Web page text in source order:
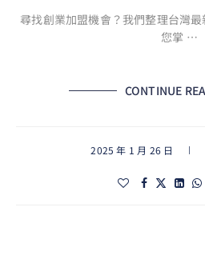
尋找創業加盟機會？我們整理台灣
您掌 …
CONTINUE
2025 年 1 月 26 日